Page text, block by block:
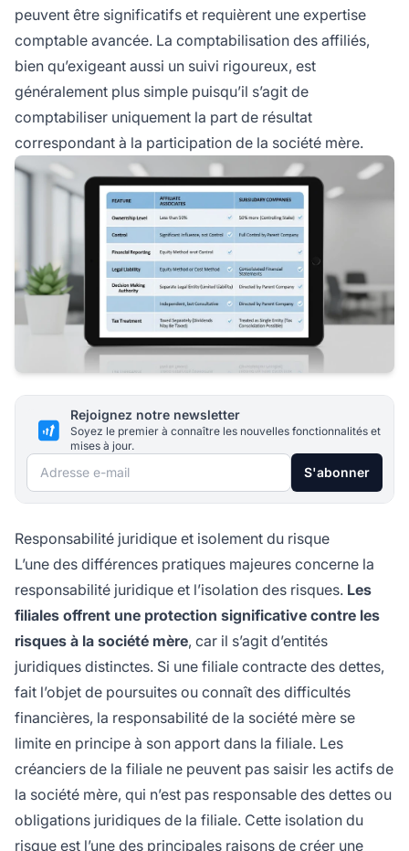
peuvent être significatifs et requièrent une expertise
comptable avancée. La comptabilisation des affiliés,
bien qu’exigeant aussi un suivi rigoureux, est
généralement plus simple puisqu’il s’agit de
comptabiliser uniquement la part de résultat
correspondant à la participation de la société mère.
Rejoignez notre newsletter
Soyez le premier à connaître les nouvelles fonctionnalités et
mises à jour.
Adresse e-mail S'abonner
Responsabilité juridique et isolement du risque
L’une des différences pratiques majeures concerne la
responsabilité juridique et l’isolation des risques. Les
filiales offrent une protection significative contre les
risques à la société mère, car il s’agit d’entités
juridiques distinctes. Si une filiale contracte des dettes,
fait l’objet de poursuites ou connaît des difficultés
financières, la responsabilité de la société mère se
limite en principe à son apport dans la filiale. Les
créanciers de la filiale ne peuvent pas saisir les actifs de
la société mère, qui n’est pas responsable des dettes ou
obligations juridiques de la filiale. Cette isolation du
risque est l’une des principales raisons de créer une